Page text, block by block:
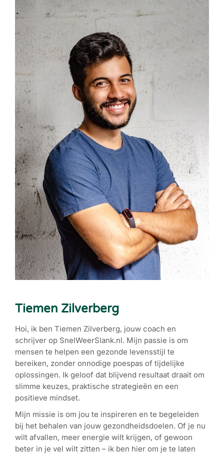
Tiemen Zilverberg
Hoi, ik ben Tiemen Zilverberg, jouw coach en
schrijver op SnelWeerSlank.nl. Mijn passie is om
mensen te helpen een gezonde levensstijl te
bereiken, zonder onnodige poespas of tijdelijke
oplossingen. Ik geloof dat blijvend resultaat draait om
slimme keuzes, praktische strategieën en een
positieve mindset.
Mijn missie is om jou te inspireren en te begeleiden
bij het behalen van jouw gezondheidsdoelen. Of je nu
wilt afvallen, meer energie wilt krijgen, of gewoon
beter in je vel wilt zitten – ik ben hier om je te laten